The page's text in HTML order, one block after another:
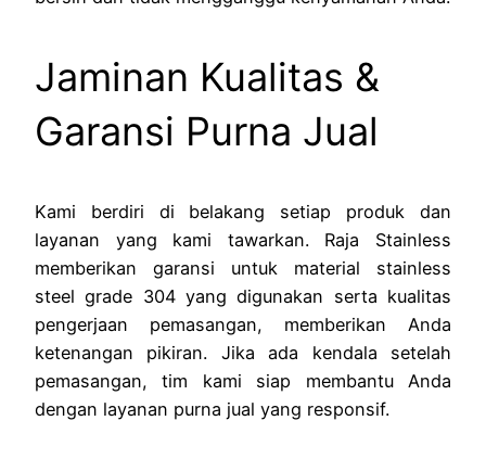
Jaminan Kualitas &
Garansi Purna Jual
Kami berdiri di belakang setiap produk dan
layanan yang kami tawarkan. Raja Stainless
memberikan garansi untuk material stainless
steel grade 304 yang digunakan serta kualitas
pengerjaan pemasangan, memberikan Anda
ketenangan pikiran. Jika ada kendala setelah
pemasangan, tim kami siap membantu Anda
dengan layanan purna jual yang responsif.